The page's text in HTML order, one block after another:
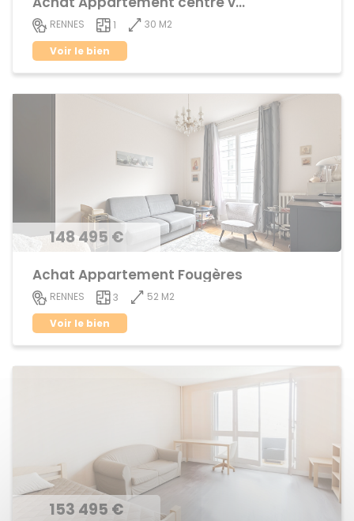
RENNES 1
30 M2
Voir le bien
148 495 €
Achat Appartement Fougères
RENNES 3
52 M2
Voir le bien
153 495 €